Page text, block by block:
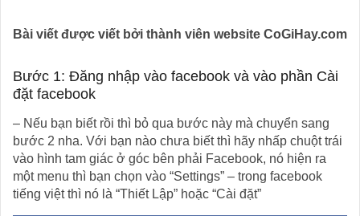
Bài viết được viết bởi thành viên website CoGiHay.com
Bước 1: Đăng nhập vào facebook và vào phần Cài
đặt facebook
– Nếu bạn biết rồi thì bỏ qua bước này mà chuyển sang
bước 2 nha. Với bạn nào chưa biết thì hãy nhấp chuột trái
vào hình tam giác ở góc bên phải Facebook, nó hiện ra
một menu thì bạn chọn vào “Settings” – trong facebook
tiếng việt thì nó là “Thiết Lập” hoặc “Cài đặt”